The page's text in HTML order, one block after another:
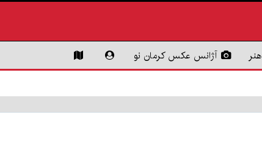
آژانس عکس کرمان نو